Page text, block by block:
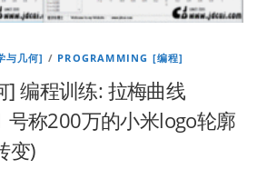
与几何] / PROGRAMMING [编程]
] 编程训练: 拉梅曲线
称200万的小米logo轮廓
变)